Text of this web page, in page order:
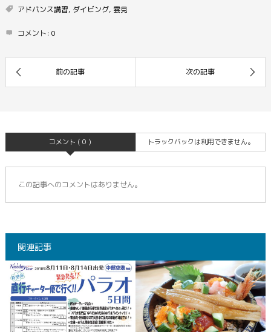
アドバンス講習, ダイビング, 雲見
コメント: 0
コメント ( 0 ) トラックバックは利用できません。
この記事へのコメントはありません。
関連記事